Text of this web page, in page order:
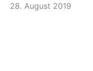
28. August 2019